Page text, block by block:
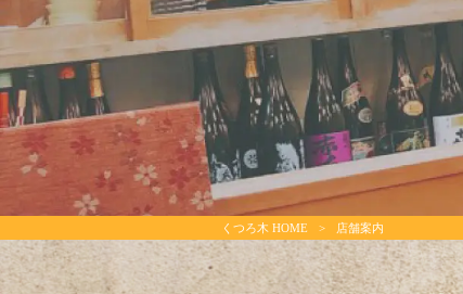
くつろ木 HOME > 店舗案内